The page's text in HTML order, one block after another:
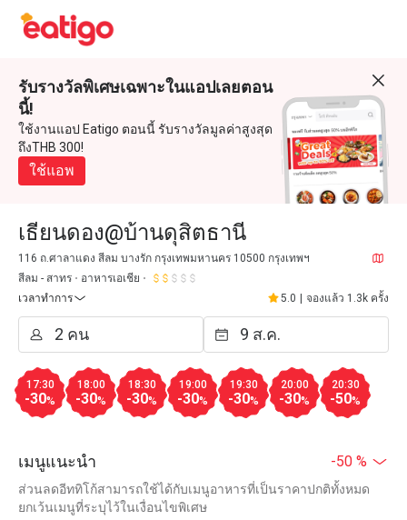
รับรางวัลพิเศษเฉพาะในแอปเลยตอน
นี้!
ใช้งานแอป Eatigo ตอนนี้ รับรางวัลมูลค่าสูงสุด
ถึงTHB 300!
ใช้แอพ
เธียนดอง@บ้านดุสิตธานี
116 ถ.ศาลาแดง สีลม บางรัก กรุงเทพมหานคร 10500 กรุงเทพฯ
สีลม - สาทร
อาหารเอเชีย
เวลาทำการ
5.0 จองแล้ว 1.3k ครั้ง
17:30
-30%
18:00
-30%
18:30
-30%
19:00
-30%
19:30
-30%
20:00
-30%
20:30
-50%
เมนูแนะนำ -50 %
ส่วนลดอีททิโก้สามารถใช้ได้กับเมนูอาหารที่เป็นราคาปกติทั้งหมด
ยกเว้นเมนูที่ระบุไว้ในเงื่อนไขพิเศษ